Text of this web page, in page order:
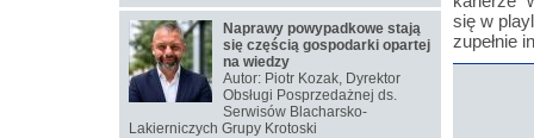
się w
zupełnie
Naprawy powypadkowe stają
się częścią gospodarki opartej
na wiedzy
Autor: Piotr Kozak, Dyrektor
Obsługi Posprzedażnej ds.
Serwisów Blacharsko-
Lakierniczych Grupy Krotoski